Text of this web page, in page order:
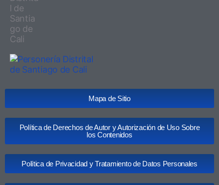
Mapa de Sitio
Política de Derechos de Autor y Autorización de Uso Sobre
los Contenidos
Política de Privacidad y Tratamiento de Datos Personales